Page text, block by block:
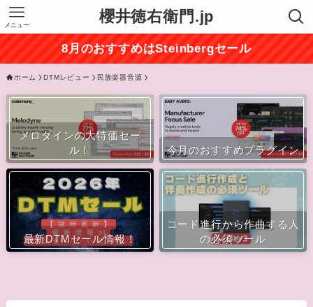
櫻井徳右衛門.jp
メニュー
8月のおすすめはSteinbergセール
ホーム DTMレビュー 民族楽器音源
メロダインの大特価セー
ル！
今月のおすすめプラグイン
最新DTMセール情報！
コード進行から作曲する人
の必須ツール